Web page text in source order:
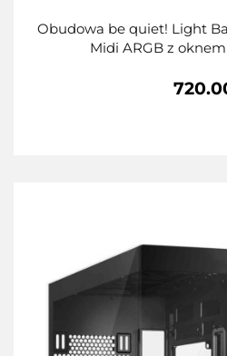
Obudowa be quiet! Light
Midi ARGB z